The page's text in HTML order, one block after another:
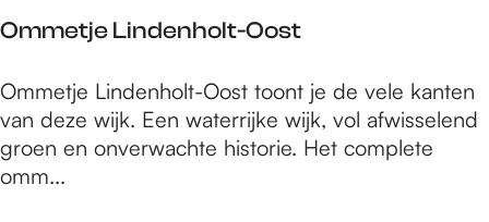
e
r
o
u
t
i
n
b
o
o
m
H
a
e
n
k
a
Ommetje Lindenholt-Oost
O
m
m
e
Ommetje Lindenholt-Oost toont je de vele kanten
van deze wijk. Een waterrijke wijk, vol afwisselend
groen en onverwachte historie. Het complete
omm...